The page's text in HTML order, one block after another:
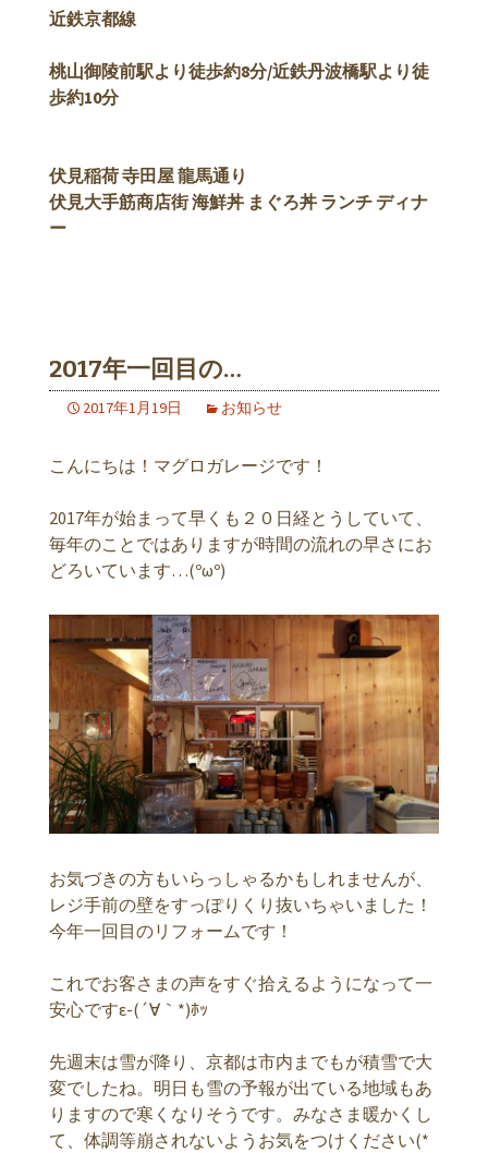
近鉄京都線
桃山御陵前駅より徒歩約8分/近鉄丹波橋駅より徒
歩約10分
伏見稲荷 寺田屋 龍馬通り
伏見大手筋商店街 海鮮丼 まぐろ丼 ランチ ディナ
ー
2017年一回目の…
2017年1月19日 お知らせ
こんにちは！マグロガレージです！
2017年が始まって早くも２０日経とうしていて、
毎年のことではありますが時間の流れの早さにお
どろいています…(ºωº)
お気づきの方もいらっしゃるかもしれませんが、
レジ手前の壁をすっぽりくり抜いちゃいました！
今年一回目のリフォームです！
これでお客さまの声をすぐ拾えるようになって一
安心ですε-(´∀｀*)ﾎｯ
先週末は雪が降り、京都は市内までもが積雪で大
変でしたね。明日も雪の予報が出ている地域もあ
りますので寒くなりそうです。みなさま暖かくし
て、体調等崩されないようお気をつけください(*